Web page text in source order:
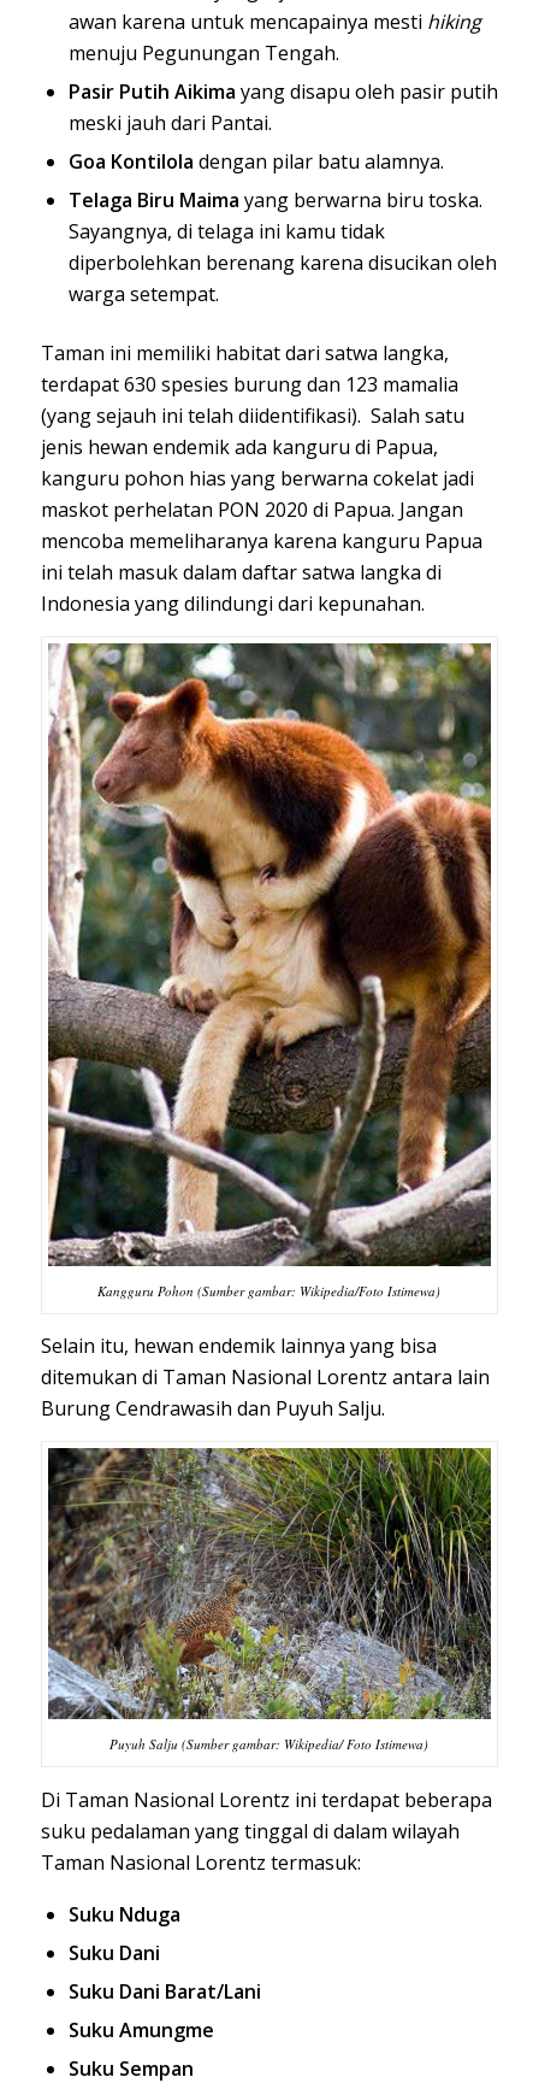
awan karena untuk mencapainya mesti hiking
menuju Pegunungan Tengah.
Pasir Putih Aikima yang disapu oleh pasir putih
meski jauh dari Pantai.
Goa Kontilola dengan pilar batu alamnya.
Telaga Biru Maima yang berwarna biru toska.
Sayangnya, di telaga ini kamu tidak
diperbolehkan berenang karena disucikan oleh
warga setempat.
Taman ini memiliki habitat dari satwa langka,
terdapat 630 spesies burung dan 123 mamalia
(yang sejauh ini telah diidentifikasi). Salah satu
jenis hewan endemik ada kanguru di Papua,
kanguru pohon hias yang berwarna cokelat jadi
maskot perhelatan PON 2020 di Papua. Jangan
mencoba memeliharanya karena kanguru Papua
ini telah masuk dalam daftar satwa langka di
Indonesia yang dilindungi dari kepunahan.
Kangguru Pohon (Sumber gambar: Wikipedia/Foto Istimewa)
Selain itu, hewan endemik lainnya yang bisa
ditemukan di Taman Nasional Lorentz antara lain
Burung Cendrawasih dan Puyuh Salju.
Puyuh Salju (Sumber gambar: Wikipedia/ Foto Istimewa)
Di Taman Nasional Lorentz ini terdapat beberapa
suku pedalaman yang tinggal di dalam wilayah
Taman Nasional Lorentz termasuk:
Suku Nduga
Suku Dani
Suku Dani Barat/Lani
Suku Amungme
Suku Sempan